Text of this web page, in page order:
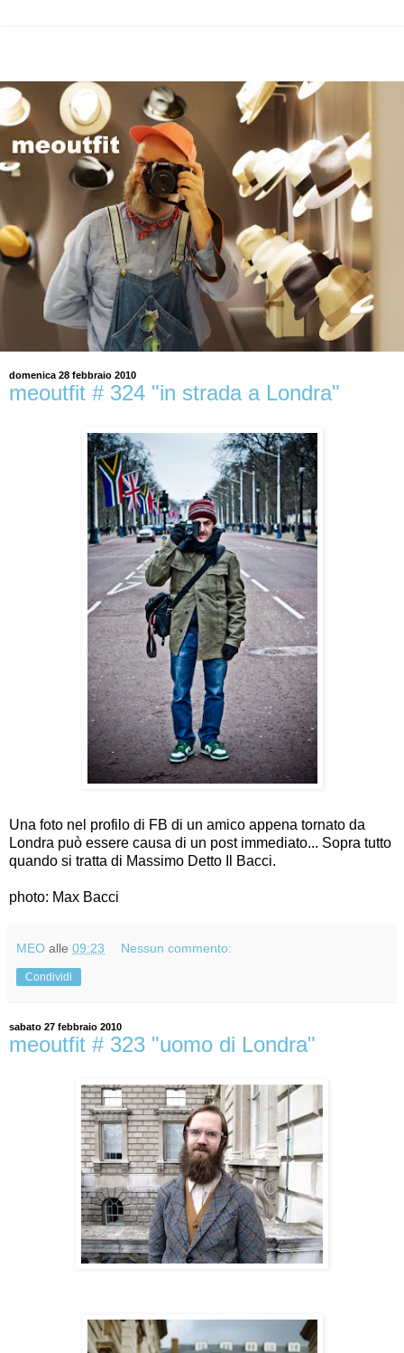
domenica 28 febbraio 2010
meoutfit # 324 "in strada a Londra"
Una foto nel profilo di FB di un amico appena tornato da
Londra può essere causa di un post immediato... Sopra tutto
quando si tratta di Massimo Detto Il Bacci.
photo: Max Bacci
MEO alle 09:23 Nessun commento:
Condividi
sabato 27 febbraio 2010
meoutfit # 323 "uomo di Londra"